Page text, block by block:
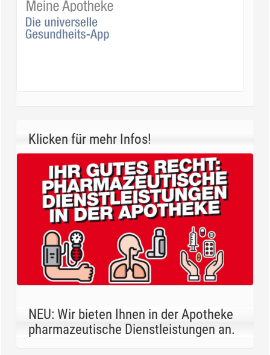
Klicken für mehr Infos!
NEU: Wir bieten Ihnen in der Apotheke
pharmazeutische Dienstleistungen an.